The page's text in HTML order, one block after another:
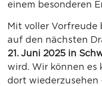
einem besonderen
Mit voller Vorfreude
auf den nächsten
21. Juni 2025 in
wird. Wir können es
dort wiederzusehen